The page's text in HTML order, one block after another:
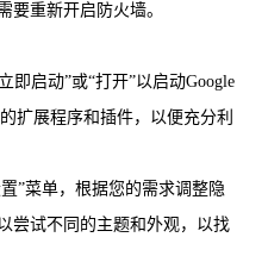
要重新开启防火墙。
即启动”或“打开”以启动Google
扩展程序和插件，以便充分利
”菜单，根据您的需求调整隐
尝试不同的主题和外观，以找